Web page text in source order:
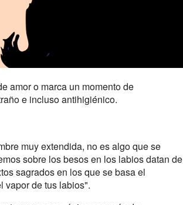
amor o marca un momento de
e incluso antihigiénico.
muy extendida, no es algo que se
sobre los besos en los labios datan de
sagrados en los que se basa el
vapor de tus labios".